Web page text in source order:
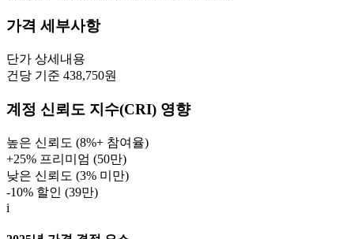
가격 세부사항
단가 상세내용
건당 기준 438,750원
계정 신뢰도 지수(CRI) 영향
높은 신뢰도 (8%+ 참여율)
+25% 프리미엄 (50만)
낮은 신뢰도 (3% 미만)
-10% 할인 (39만)
i